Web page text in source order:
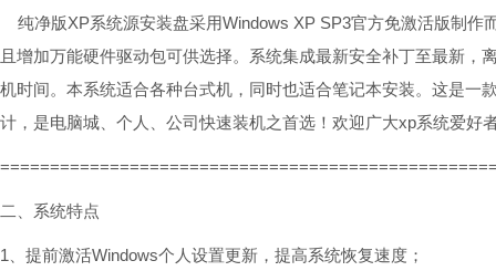
纯净版XP系统源安装盘采用Windows XP SP3官方免激活版制作
且增加万能硬件驱动包可供选择。系统集成最新安全补丁至最新，
机时间。本系统适合各种台式机，同时也适合笔记本安装。这是一
计，是电脑城、个人、公司快速装机之首选！欢迎广大xp系统爱好
二、系统特点
1、提前激活Windows个人设置更新，提高系统恢复速度；